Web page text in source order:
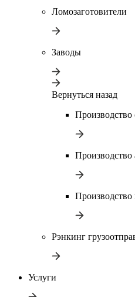
Ломозаготовители
Заводы
Вернуться назад
Производство
Производство
Рэнкинг
Услуги